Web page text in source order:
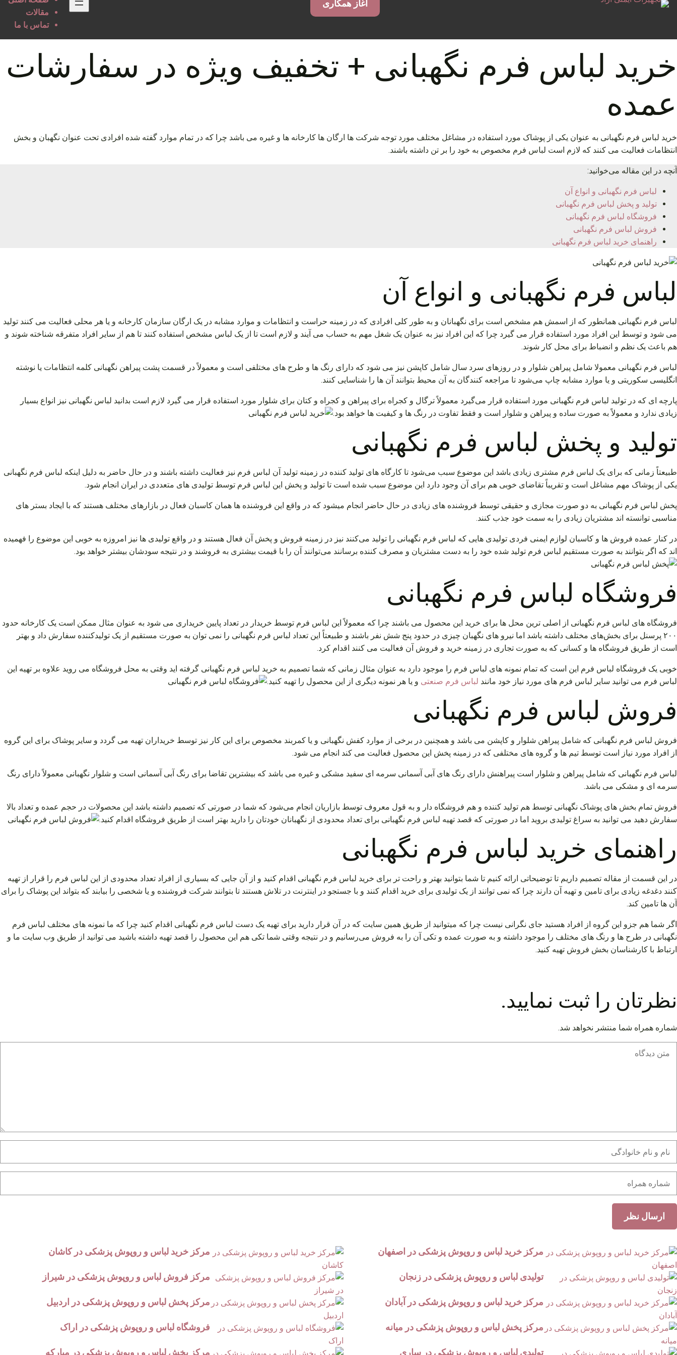
آغاز همکاری
مقالات
تماس با ما
خرید لباس فرم نگهبانی + تخفیف ویژه در سفارشات
عمده
خرید لباس فرم نگهبانی به عنوان یکی از پوشاک مورد استفاده در مشاغل مختلف مورد توجه شرکت ها ارگان ها کارخانه ها و غیره می باشد چرا که در تمام موارد گفته شده افرادی تحت عنوان نگهبان و بخش
انتظامات فعالیت می کنند که لازم است لباس فرم مخصوص به خود را بر تن داشته باشند.
آنچه در این مقاله می‌خوانید:
لباس فرم نگهبانی و انواع آن
تولید و پخش لباس فرم نگهبانی
فروشگاه لباس فرم نگهبانی
فروش لباس فرم نگهبانی
راهنمای خرید لباس فرم نگهبانی
لباس فرم نگهبانی و انواع آن
لباس فرم نگهبانی همانطور که از اسمش هم مشخص است برای نگهبانان و به طور کلی افرادی که در زمینه حراست و انتظامات و موارد مشابه در یک ارگان سازمان کارخانه و یا هر محلی فعالیت می کنند تولید
می شود و توسط این افراد مورد استفاده قرار می گیرد چرا که این افراد نیز به عنوان یک شغل مهم به حساب می آیند و لازم است تا از یک لباس مشخص استفاده کنند تا هم از سایر افراد متفرقه شناخته شوند و
هم باعث یک نظم و انضباط برای محل کار شوند.
لباس فرم نگهبانی معمولا شامل پیراهن شلوار و در روزهای سرد سال شامل کاپشن نیز می شود که دارای رنگ ها و طرح های مختلفی است و معمولاً در قسمت پشت پیراهن نگهبانی کلمه انتظامات یا نوشته
انگلیسی سکوریتی و یا موارد مشابه چاپ می‌شود تا مراجعه‌ کنندگان به آن محیط بتوانند آن ها را شناسایی کنند.
پارچه ای که در تولید لباس فرم نگهبانی مورد استفاده قرار می‌گیرد معمولاً ترگال و کجراه برای پیراهن و کجراه و کتان برای شلوار مورد استفاده قرار می گیرد لازم است بدانید لباس نگهبانی نیز انواع بسیار
زیادی ندارد و معمولاً به صورت ساده و پیراهن و شلوار است و فقط تفاوت در رنگ ها و کیفیت ها خواهد بود.
تولید و پخش لباس فرم نگهبانی
طبیعتاً زمانی که برای یک لباس فرم مشتری زیادی باشد این موضوع سبب می‌شود تا کارگاه های تولید کننده در زمینه تولید آن لباس فرم نیز فعالیت داشته باشند و در حال حاضر به دلیل اینکه لباس فرم نگهبانی
یکی از پوشاک مهم مشاغل است و تقریباً تقاضای خوبی هم برای آن وجود دارد این موضوع سبب شده است تا تولید و پخش این لباس فرم توسط تولیدی های متعددی در ایران انجام شود.
پخش لباس فرم نگهبانی به دو صورت مجازی و حقیقی توسط فروشنده های زیادی در حال حاضر انجام میشود که در واقع این فروشنده ها همان کاسبان فعال در بازارهای مختلف هستند که با ایجاد بستر های
مناسبی توانسته اند مشتریان زیادی را به سمت خود جذب کنند.
در کنار عمده فروش ها و کاسبان لوازم ایمنی فردی تولیدی هایی که لباس فرم نگهبانی را تولید می‌کنند نیز در زمینه فروش و پخش آن فعال هستند و در واقع تولیدی ها نیز امروزه به خوبی این موضوع را فهمیده
اند که اگر بتوانند به صورت مستقیم لباس فرم تولید شده خود را به دست مشتریان و مصرف کننده برسانند می‌توانند آن را با قیمت بیشتری به فروشند و در نتیجه سودشان بیشتر خواهد بود.
فروشگاه لباس فرم نگهبانی
فروشگاه های لباس فرم نگهبانی از اصلی ترین محل ها برای خرید این محصول می باشند چرا که معمولاً این لباس فرم توسط خریدار در تعداد پایین خریداری می شود به عنوان مثال ممکن است یک کارخانه حدود
۲۰۰ پرسنل برای بخش‌های مختلف داشته باشد اما نیرو های نگهبان چیزی در حدود پنج شش نفر باشند و طبیعتاً این تعداد لباس فرم نگهبانی را نمی توان به صورت مستقیم از یک تولیدکننده سفارش داد و بهتر
است از طریق فروشگاه ها و کسانی که به صورت تجاری در زمینه خرید و فروش آن فعالیت می کنند اقدام کرد.
خوبی یک فروشگاه لباس فرم این است که تمام نمونه های لباس فرم را موجود دارد به عنوان مثال زمانی که شما تصمیم به خرید لباس فرم نگهبانی گرفته اید وقتی به محل فروشگاه می روید علاوه بر تهیه این
لباس فرم می توانید سایر لباس فرم های مورد نیاز خود مانند لباس فرم صنعتی و یا هر نمونه دیگری از این محصول را تهیه کنید.
فروش لباس فرم نگهبانی
فروش لباس فرم نگهبانی که شامل پیراهن شلوار و کاپشن می باشد و همچنین در برخی از موارد کفش نگهبانی و یا کمربند مخصوص برای این کار نیز توسط خریداران تهیه می گردد و سایر پوشاک برای این گروه
از افراد مورد نیاز است توسط تیم ها و گروه های مختلفی که در زمینه پخش این محصول فعالیت می کند انجام می شود.
لباس فرم نگهبانی که شامل پیراهن و شلوار است پیراهنش دارای رنگ های آبی آسمانی سرمه ای سفید مشکی و غیره می باشد که بیشترین تقاضا برای رنگ آبی آسمانی است و شلوار نگهبانی معمولاً دارای رنگ
سرمه ای و مشکی می باشد.
فروش تمام بخش های پوشاک نگهبانی توسط هم تولید کننده و هم فروشگاه دار و به قول معروف توسط بازاریان انجام می‌شود که شما در صورتی که تصمیم داشته باشد این محصولات در حجم عمده و تعداد بالا
سفارش دهید می توانید به سراغ تولیدی بروید اما در صورتی که قصد تهیه لباس فرم نگهبانی برای تعداد محدودی از نگهبانان خودتان را دارید بهتر است از طریق فروشگاه اقدام کنید.
راهنمای خرید لباس فرم نگهبانی
در این قسمت از مقاله تصمیم داریم تا توضیحاتی ارائه کنیم تا شما بتوانید بهتر و راحت تر برای خرید لباس فرم نگهبانی اقدام کنید و از آن جایی که بسیاری از افراد تعداد محدودی از این لباس فرم را قرار از تهیه
کنند دغدغه زیادی برای تامین و تهیه آن دارند چرا که نمی توانند از یک تولیدی برای خرید اقدام کنند و با جستجو در اینترنت در تلاش هستند تا بتوانند شرکت فروشنده و یا شخصی را بیابند که بتواند این پوشاک را برای
آن ها تامین کند.
اگر شما هم جزو این گروه از افراد هستید جای نگرانی نیست چرا که میتوانید از طریق همین سایت که در آن قرار دارید برای تهیه یک دست لباس فرم نگهبانی اقدام کنید چرا که ما نمونه های مختلف لباس فرم
نگهبانی در طرح ها و رنگ های مختلف را موجود داشته و به صورت عمده و تکی آن را به فروش می‌رسانیم و در نتیجه وقتی شما تکی هم این محصول را قصد تهیه داشته باشید می توانید از طریق وب سایت ما و
ارتباط با کارشناسان بخش فروش تهیه کنید.
نظرتان را ثبت نمایید.
شماره همراه شما منتشر نخواهد شد.
مرکز خرید لباس و روپوش پزشکی در اصفهان مرکز خرید لباس و روپوش پزشکی در کاشان
تولیدی لباس و روپوش پزشکی در زنجان مرکز فروش لباس و روپوش پزشکی در شیراز
مرکز خرید لباس و روپوش پزشکی در آبادان مرکز پخش لباس و روپوش پزشکی در اردبیل
مرکز پخش لباس و روپوش پزشکی در میانه فروشگاه لباس و روپوش پزشکی در اراک
تولیدی لباس و روپوش پزشکی در ساری مرکز پخش لباس و روپوش پزشکی در مبارکه